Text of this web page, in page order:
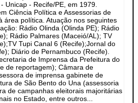
Unicap - Recife/PE, em 1979.
Ciência Política e Assessorias de
área política. Atuação nos seguintes
Rádio Olinda (Olinda PE); Rádio
Rádio Palmares (Maceió/AL); TV
Tupi Canal 6 (Recife);Jornal do
Diário de Pernambuco (Recife).
de Imprensa da Prefeitura do
de reportagem); Câmara de
de imprensa gabinete de
de São Bento do Una (assessoria
de campanhas eleitorais majoritárias
no Estado, entre outros...